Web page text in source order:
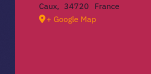
Caux, 34720
France
+ Google Map